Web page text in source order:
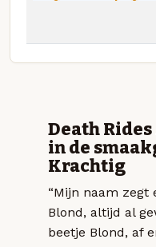
Death
in de
Krachtig
“Mijn naam zegt
Blond, altijd al
beetje Blond, af